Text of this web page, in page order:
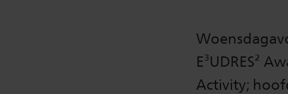
E³UDRES²
Activity;